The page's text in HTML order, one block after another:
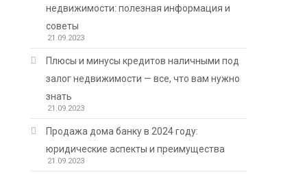
недвижимости: полезная информация и
советы
21.09.2023
Плюсы и минусы кредитов наличными под
залог недвижимости — все, что вам нужно
знать
21.09.2023
Продажа дома банку в 2024 году:
юридические аспекты и преимущества
21.09.2023